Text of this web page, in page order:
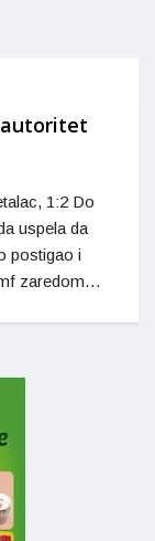
autoritet
1:2 Do
uspela da
postigao i
zaredom…